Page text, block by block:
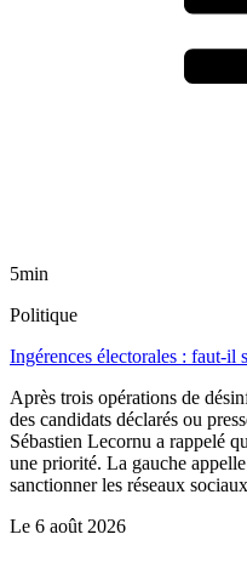
5min
Politique
Ingérences électorales : faut-il
Après trois opérations de
des candidats déclarés ou
Sébastien Lecornu a rappelé
une priorité. La gauche
sanctionner les réseaux
Le 6 août 2026